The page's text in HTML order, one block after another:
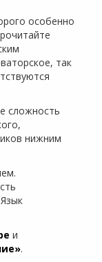
особенно
так
сложность
нижним
и
.